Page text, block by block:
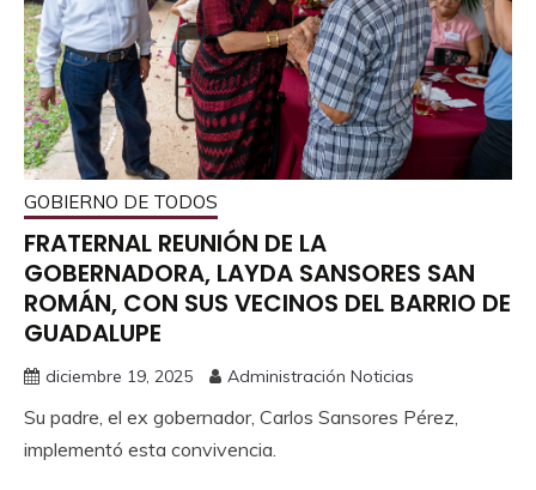
GOBIERNO DE TODOS
FRATERNAL REUNIÓN DE LA
GOBERNADORA, LAYDA SANSORES SAN
ROMÁN, CON SUS VECINOS DEL BARRIO DE
GUADALUPE
diciembre 19, 2025 Administración Noticias
Su padre, el ex gobernador, Carlos Sansores Pérez,
implementó esta convivencia.